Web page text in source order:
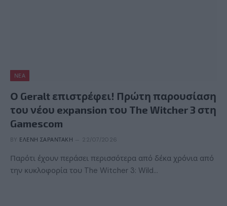
ΝΈΑ
Ο Geralt επιστρέφει! Πρώτη παρουσίαση
του νέου expansion του The Witcher 3 στη
Gamescom
BY ΕΛΈΝΗ ΣΑΡΑΝΤΆΚΗ 22/07/2026
Παρότι έχουν περάσει περισσότερα από δέκα χρόνια από
την κυκλοφορία του The Witcher 3: Wild…